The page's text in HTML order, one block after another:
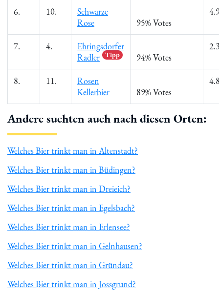
6. 10.
Schwarze
Rose
95% Votes
7. 4.
Ehringsdorfer
Radler
Tipp 94% Votes
8. 11.
Rosen
Kellerbier
89% Votes
Andere suchten auch nach diesen Orten:
Welches Bier trinkt man in Altenstadt?
Welches Bier trinkt man in Büdingen?
Welches Bier trinkt man in Dreieich?
Welches Bier trinkt man in Egelsbach?
Welches Bier trinkt man in Erlensee?
Welches Bier trinkt man in Gelnhausen?
Welches Bier trinkt man in Gründau?
Welches Bier trinkt man in Jossgrund?